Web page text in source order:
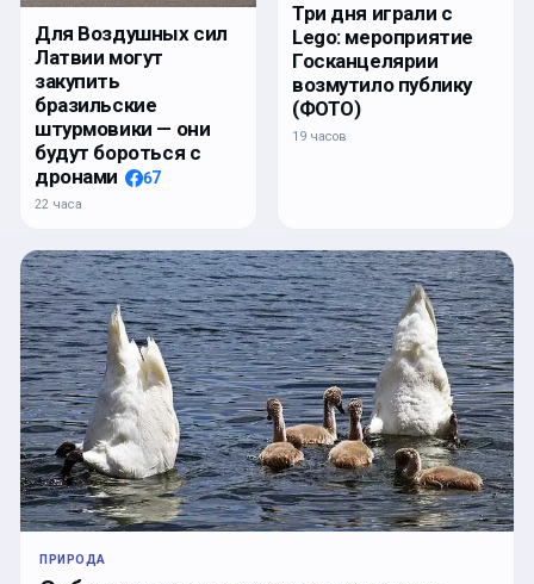
Для Воздушных сил
Латвии могут
закупить
бразильские
штурмовики — они
будут бороться с
дронами
67
22 часа
Три дня играли с
Lego: мероприятие
Госканцелярии
возмутило публику
(ФОТО)
19 часов
ПРИРОДА